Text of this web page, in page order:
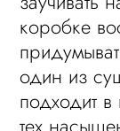
коробке
один из
подходит